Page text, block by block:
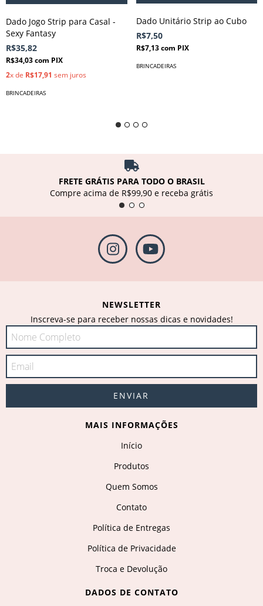
Dado Jogo Strip para Casal -
Sexy Fantasy
R$35,82
R$34,03com PIX
2x de R$17,91 sem juros
BRINCADEIRAS
Dado Unitário Strip ao Cubo
R$7,50
R$7,13com PIX
BRINCADEIRAS
FRETE GRÁTIS PARA TODO O BRASIL
Compre acima de R$99,90 e receba grátis
NEWSLETTER
Inscreva-se para receber nossas dicas e novidades!
MAIS INFORMAÇÕES
Início
Produtos
Quem Somos
Contato
Política de Entregas
Política de Privacidade
Troca e Devolução
DADOS DE CONTATO